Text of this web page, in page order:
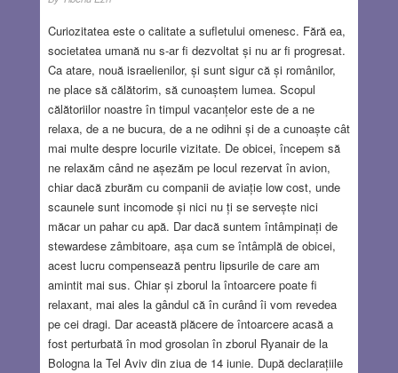
Curiozitatea este o calitate a sufletului omenesc. Fără ea,
societatea umană nu s-ar fi dezvoltat și nu ar fi progresat.
Ca atare, nouă israelienilor, și sunt sigur că și românilor,
ne place să călătorim, să cunoaștem lumea. Scopul
călătoriilor noastre în timpul vacanțelor este de a ne
relaxa, de a ne bucura, de a ne odihni și de a cunoaște cât
mai multe despre locurile vizitate. De obicei, începem să
ne relaxăm când ne așezăm pe locul rezervat în avion,
chiar dacă zburăm cu companii de aviație low cost, unde
scaunele sunt incomode și nici nu ți se servește nici
măcar un pahar cu apă. Dar dacă suntem întâmpinați de
stewardese zâmbitoare, așa cum se întâmplă de obicei,
acest lucru compensează pentru lipsurile de care am
amintit mai sus. Chiar și zborul la întoarcere poate fi
relaxant, mai ales la gândul că în curând îi vom revedea
pe cei dragi. Dar această plăcere de întoarcere acasă a
fost perturbată în mod grosolan în zborul Ryanair de la
Bologna la Tel Aviv din ziua de 14 iunie. După declarațiile